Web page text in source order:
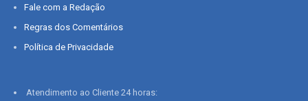
Fale com a Redação
Regras dos Comentários
Política de Privacidade
Atendimento ao Cliente 24 horas: